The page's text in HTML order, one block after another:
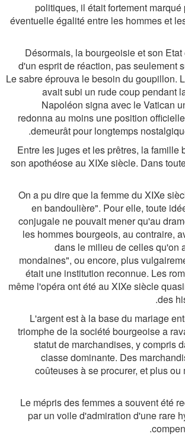
politiques, il était fortement
éventuelle égalité entre les hommes et
Désormais, la bourgeoisie et son
d'un esprit de réaction, pas seulement
Le sabre éprouva le besoin du goupillon.
avait subi un rude coup pendant
Napoléon signa avec le Vatican
redonna au moins une position
demeurât pour longtemps
Entre les juges et les prêtres, la famille
son apothéose au XIXe siècle. Dans
On a pu dire que la femme du XIXe
en bandoulière". Pour elle, toute
conjugale ne pouvait mener qu'au
les hommes bourgeois, au contraire,
dans le milieu de celles qu'on
mondaines", ou encore, plus
était une institution reconnue. Les
même l'opéra ont été au XIXe siècle
des
L'argent est à la base du mariage
triomphe de la société bourgeoise a
statut de marchandises, y compris
classe dominante. Des
coûteuses à se procurer, et plus
Le mépris des femmes a souvent été
par un voile d'admiration d'une rare